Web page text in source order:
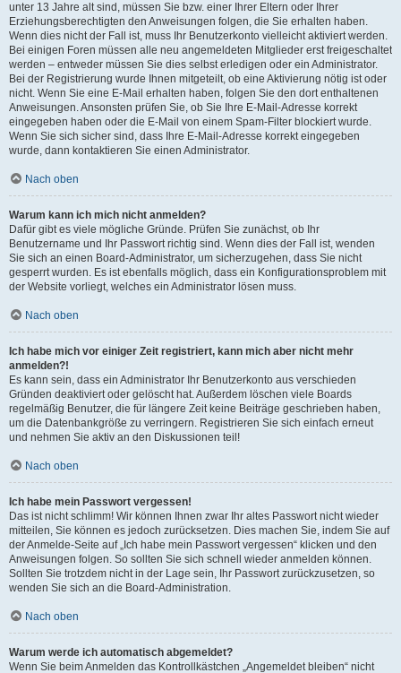
unter 13 Jahre alt sind, müssen Sie bzw. einer Ihrer Eltern oder Ihrer
Erziehungsberechtigten den Anweisungen folgen, die Sie erhalten haben.
Wenn dies nicht der Fall ist, muss Ihr Benutzerkonto vielleicht aktiviert werden.
Bei einigen Foren müssen alle neu angemeldeten Mitglieder erst freigeschaltet
werden – entweder müssen Sie dies selbst erledigen oder ein Administrator.
Bei der Registrierung wurde Ihnen mitgeteilt, ob eine Aktivierung nötig ist oder
nicht. Wenn Sie eine E-Mail erhalten haben, folgen Sie den dort enthaltenen
Anweisungen. Ansonsten prüfen Sie, ob Sie Ihre E-Mail-Adresse korrekt
eingegeben haben oder die E-Mail von einem Spam-Filter blockiert wurde.
Wenn Sie sich sicher sind, dass Ihre E-Mail-Adresse korrekt eingegeben
wurde, dann kontaktieren Sie einen Administrator.
Nach oben
Warum kann ich mich nicht anmelden?
Dafür gibt es viele mögliche Gründe. Prüfen Sie zunächst, ob Ihr
Benutzername und Ihr Passwort richtig sind. Wenn dies der Fall ist, wenden
Sie sich an einen Board-Administrator, um sicherzugehen, dass Sie nicht
gesperrt wurden. Es ist ebenfalls möglich, dass ein Konfigurationsproblem mit
der Website vorliegt, welches ein Administrator lösen muss.
Nach oben
Ich habe mich vor einiger Zeit registriert, kann mich aber nicht mehr
anmelden?!
Es kann sein, dass ein Administrator Ihr Benutzerkonto aus verschieden
Gründen deaktiviert oder gelöscht hat. Außerdem löschen viele Boards
regelmäßig Benutzer, die für längere Zeit keine Beiträge geschrieben haben,
um die Datenbankgröße zu verringern. Registrieren Sie sich einfach erneut
und nehmen Sie aktiv an den Diskussionen teil!
Nach oben
Ich habe mein Passwort vergessen!
Das ist nicht schlimm! Wir können Ihnen zwar Ihr altes Passwort nicht wieder
mitteilen, Sie können es jedoch zurücksetzen. Dies machen Sie, indem Sie auf
der Anmelde-Seite auf „Ich habe mein Passwort vergessen“ klicken und den
Anweisungen folgen. So sollten Sie sich schnell wieder anmelden können.
Sollten Sie trotzdem nicht in der Lage sein, Ihr Passwort zurückzusetzen, so
wenden Sie sich an die Board-Administration.
Nach oben
Warum werde ich automatisch abgemeldet?
Wenn Sie beim Anmelden das Kontrollkästchen „Angemeldet bleiben“ nicht